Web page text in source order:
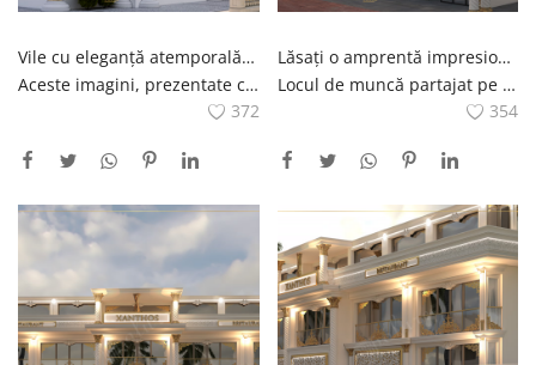
Vile cu eleganță atemporală, construite în stil clasic
Aceste imagini, prezentate cu titlul Timeless Elegance Villas Built in Classic Style, reprezintă un exemplu unic de proiecte de vile în stil clasic.Construite de echipa de experți a companiei Polure, aceste vile uimesc prin eleganța și estetica lor.Urmele arhitecturii clasice răspund nevoilor. a vieții moderne în aceste proiecte, în care fiecare detaliu este atent luat în considerare.Interiorul vilei În timp ce materialele poliuretanice folosite la exterior oferă durabilitate și atracție vizuală, detalii precum reliefuri, coloane și arcade completează măreția Aceste vile, care se remarcă prin eleganță atemporală, oferă spații de vis pentru cei care îmbrățișează stilul clasic.
372
Lăsați o amprentă impresionantă în proiectele exterioare clasice la locul de muncă cu Polure
Locul de muncă partajat pe site-ul web Polure atrage atenția prin proiectele sale clasice exterioare. Lucrează cu proiectele exterioare clasice ale Polure pentru a crea un efect de neuitat la locul de muncă. Proiectele noastre, care se remarcă prin detaliile lor estetice și originale, reprezintă puternic locul de muncă. la locul de muncă o atmosferă clasică cu calitate și expertiză Polure și diferențiază-te de concurenții tăi
354